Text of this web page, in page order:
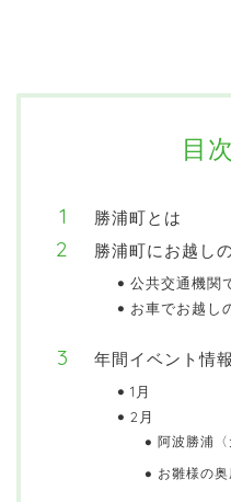
目次
勝浦町とは
勝浦町にお越し
公共交通機関
お車でお越し
年間イベント情報
1月
2月
阿波勝浦〈
お雛様の